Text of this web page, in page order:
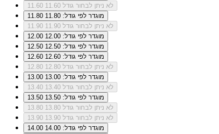
11.60
לא ניתן לבחור גודל 11.60
11.80
מוגדר לפי גודל: 11.80
11.90
לא ניתן לבחור גודל 11.90
12.00
מוגדר לפי גודל: 12.00
12.50
מוגדר לפי גודל: 12.50
12.60
מוגדר לפי גודל: 12.60
12.80
לא ניתן לבחור גודל 12.80
13.00
מוגדר לפי גודל: 13.00
13.40
לא ניתן לבחור גודל 13.40
13.50
מוגדר לפי גודל: 13.50
13.80
לא ניתן לבחור גודל 13.80
13.90
לא ניתן לבחור גודל 13.90
14.00
מוגדר לפי גודל: 14.00